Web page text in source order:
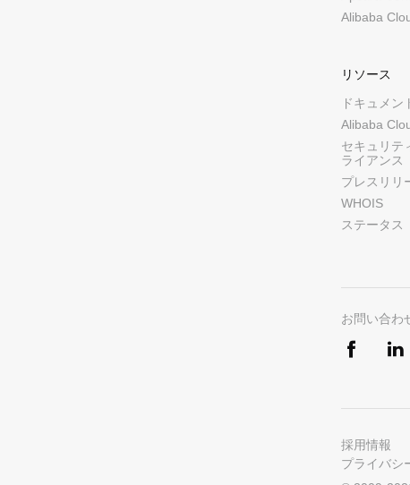
Alibaba
リソース
ドキュメン
Alibaba
セキュリテ
ライアンス
プレスリリ
WHOIS
ステータス
お問い合わ
採用情報
プライバシ